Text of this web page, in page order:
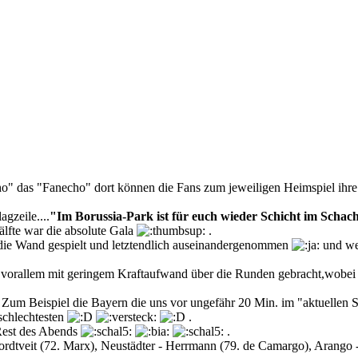
das "Fanecho" dort können die Fans zum jeweiligen Heimspiel
"Im Borussia-Park ist für euch wieder Schicht im
war die absolute Gala
.
Wand gespielt und letztendlich auseinandergenommen
und
mit geringem Kraftaufwand über die Runden gebracht,wobei
Beispiel die Bayern die uns vor ungefähr 20 Min. im
.
des Abends
.
(72. Marx), Neustädter - Herrmann (79. de Camargo), Arango